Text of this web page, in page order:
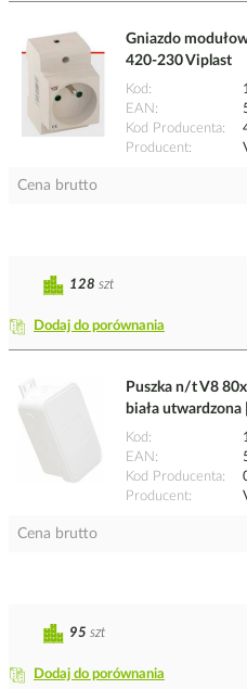
Gniazdo
420-230 Viplast
Kod
EAN
Kod Producenta
Producent
Cena brutto
Dodaj do porównania
128 szt
Puszka n/t V8
biała
Kod
EAN
Kod Producenta
Producent
Cena brutto
Dodaj do porównania
95 szt